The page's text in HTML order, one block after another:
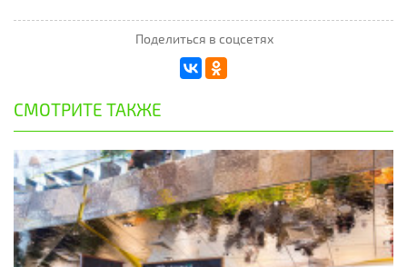
Поделиться в соцсетях
СМОТРИТЕ ТАКЖЕ